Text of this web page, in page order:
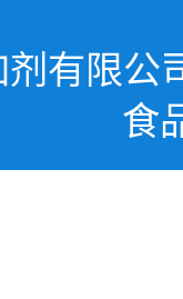
有限公
食